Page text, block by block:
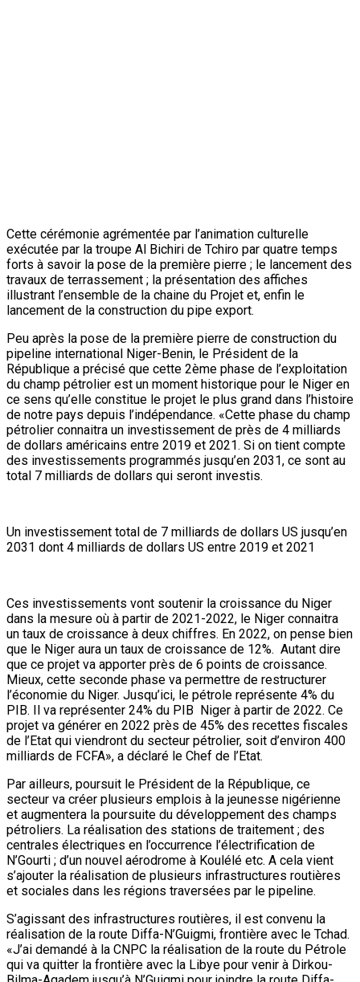
de dollars américains entre 2019 et 2021. Si on tient compte
des investissements programmés jusqu’en 2031, ce sont au
total 7 milliards de dollars qui seront investis.
Un investissement total de 7 milliards de dollars US jusqu’en
2031 dont 4 milliards de dollars US entre 2019 et 2021
Ces investissements vont soutenir la croissance du Niger
dans la mesure où à partir de 2021-2022, le Niger connaitra
un taux de croissance à deux chiffres. En 2022, on pense bien
que le Niger aura un taux de croissance de 12%. Autant dire
que ce projet va apporter près de 6 points de croissance.
Mieux, cette seconde phase va permettre de restructurer
l’économie du Niger. Jusqu’ici, le pétrole représente 4% du
de l’Etat qui viendront du secteur pétrolier, soit d’environ 400
milliards de FCFA», a déclaré le Chef de l’Etat.
et augmentera la poursuite du développement des champs
pétroliers. La réalisation des stations de traitement ; des
centrales électriques en l’occurrence l’électrification de
N’Gourti ; d’un nouvel aérodrome à Koulélé etc. A cela vient
s’ajouter la réalisation de plusieurs infrastructures routières
et sociales dans les régions traversées par le pipeline.
S’agissant des infrastructures routières, il est convenu la
réalisation de la route Diffa-N’Guigmi, frontière avec le Tchad.
«J’ai demandé à la CNPC la réalisation de la route du Pétrole
qui va quitter la frontière avec la Libye pour venir à Dirkou-
Bilma-Agadem jusqu’à N’Guigmi pour joindre la route Diffa-
N’guigmi frontière avec le Tchad. En perspective, le Niger
compte poursuivre la transformation du pétrole en cherchant
davantage de valeur ajoutée.
Il sera envisagé à cet effet, l’augmentation des capacités de
la Raffinerie de Zinder pour tenir compte de la consommation
nationale qui est en hausse. En plus, j’ai demandé aussi à la
CNPC, de réfléchir sur la mise en place d’une véritable
industrie pétrochimique au Niger. Bref, on peut dire que le
Niger est promis à un bel avenir sur le plan pétrolier’’, a relevé
le Président Issoufou Mahamadou.
Par ailleurs, il faut retenir que le pipeline international export
va permettre d’acheminer le pétrole brut du Niger au port de